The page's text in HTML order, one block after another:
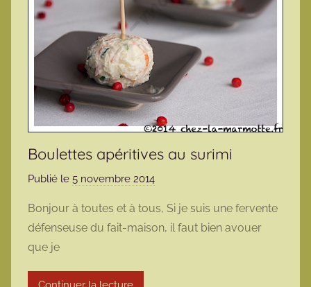
Boulettes apéritives au surimi
Publié le 5 novembre 2014
r
m
Bonjour à toutes et à tous, Si je suis une fervente
défenseuse du fait-maison, il faut bien avouer
que je